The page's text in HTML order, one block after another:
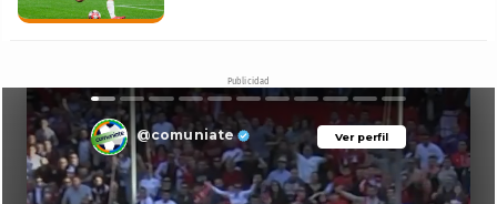
Publicidad
Ver perfil
@comuniate Ver perfil